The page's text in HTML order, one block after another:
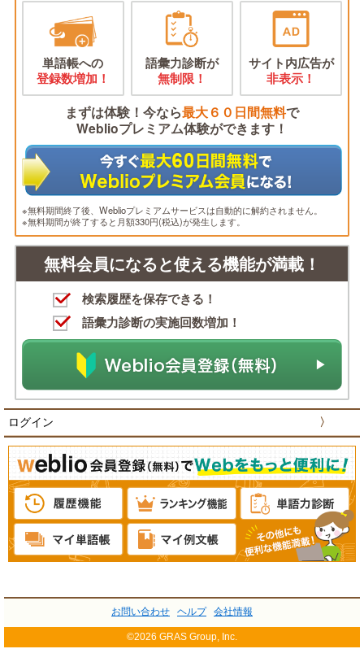
単語帳への
登録数増加！
語彙力診断が
無制限！
サイト内広告が
非表示！
まずは体験！今なら最大６０日間無料で
Weblioプレミアム体験ができます！
※無料期間終了後、Weblioプレミアムサービスは自動的に解約されません。
※無料期間が終了すると月額330円(税込)が発生します。
無料会員になると使える機能が満載！
検索履歴を保存できる！
語彙力診断の実施回数増加！
ログイン 〉
お問い合わせ ヘルプ 会社情報
©2026 GRAS Group, Inc.